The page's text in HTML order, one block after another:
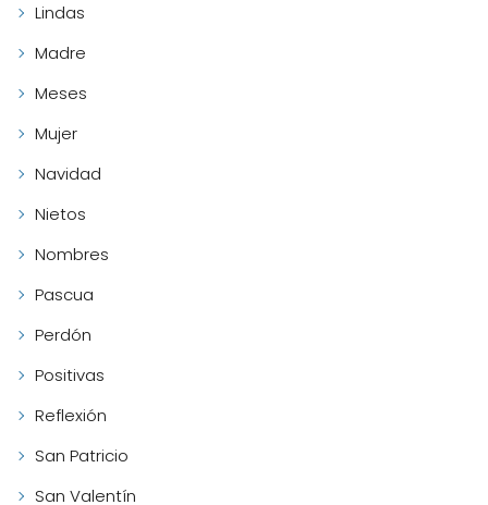
Lindas
Madre
Meses
Mujer
Navidad
Nietos
Nombres
Pascua
Perdón
Positivas
Reflexión
San Patricio
San Valentín